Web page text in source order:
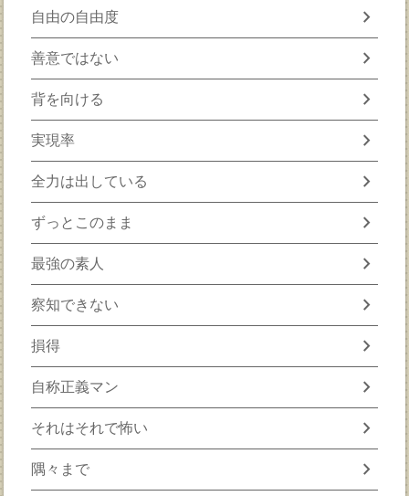
自由の自由度 chevron_right
善意ではない chevron_right
背を向ける chevron_right
実現率 chevron_right
全力は出している chevron_right
ずっとこのまま chevron_right
最強の素人 chevron_right
察知できない chevron_right
損得 chevron_right
自称正義マン chevron_right
それはそれで怖い chevron_right
隅々まで chevron_right